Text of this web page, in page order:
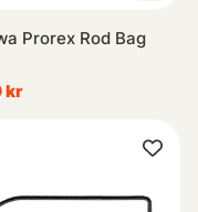
Prorex Rod Bag
kr